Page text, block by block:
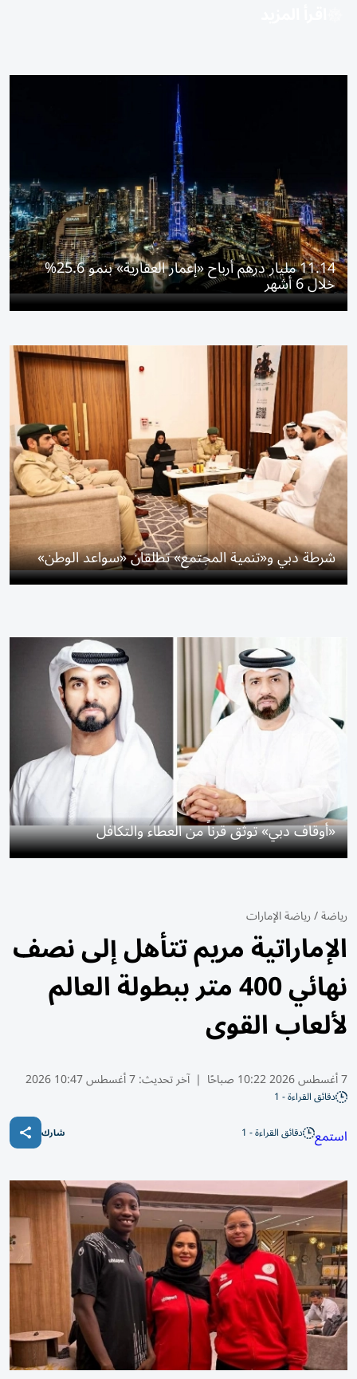
11.14 مليار درهم أرباح «إعمار العقارية» بنمو 25.6%
خلال 6 أشهر
شرطة دبي و«تنمية المجتمع» تطلقان «سواعد الوطن»
«أوقاف دبي» توثق قرناً من العطاء والتكافل
رياضة/رياضة الإمارات
الإماراتية مريم تتأهل إلى نصف
نهائي 400 متر ببطولة العالم
لألعاب القوى
7 أغسطس 2026 10:22 صباحًا | آخر تحديث:7 أغسطس 10:47 2026
دقائق القراءة - 1
استمع دقائق القراءة - 1 شارك